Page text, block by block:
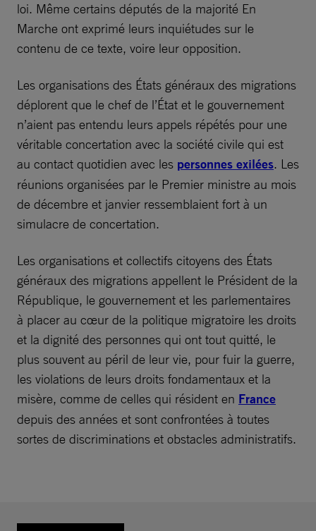
loi. Même certains députés de la majorité En
Marche ont exprimé leurs inquiétudes sur le
contenu de ce texte, voire leur opposition.
Les organisations des États généraux des migrations
déplorent que le chef de l’État et le gouvernement
n’aient pas entendu leurs appels répétés pour une
véritable concertation avec la société civile qui est
au contact quotidien avec les personnes exilées. Les
réunions organisées par le Premier ministre au mois
de décembre et janvier ressemblaient fort à un
simulacre de concertation.
Les organisations et collectifs citoyens des États
généraux des migrations appellent le Président de la
République, le gouvernement et les parlementaires
à placer au cœur de la politique migratoire les droits
et la dignité des personnes qui ont tout quitté, le
plus souvent au péril de leur vie, pour fuir la guerre,
les violations de leurs droits fondamentaux et la
misère, comme de celles qui résident en France
depuis des années et sont confrontées à toutes
sortes de discriminations et obstacles administratifs.